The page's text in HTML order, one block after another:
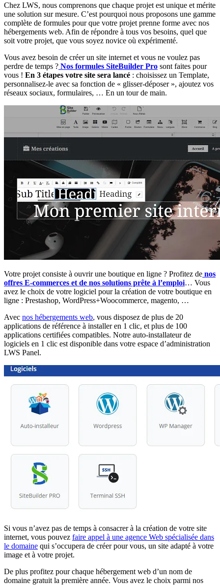
Chez LWS, nous comprenons que chaque projet est unique et mérite
une solution sur mesure. C’est pourquoi nous proposons une gamme
complète de formules pour que votre projet prenne forme avec nos
hébergements web. Afin de répondre à tous vos besoins, quel que
soit votre projet, que vous soyez novice où expérimenté.
Vous avez besoin de créer un site internet et vous ne voulez pas
perdre de temps ? Nos formules SiteBuilder Pro sont faites pour
vous ! En 3 étapes votre site sera lancé : choisissez un Template,
personnalisez-le avec sa fonction de « glisser-déposer », ajoutez vos
réseaux sociaux, formulaires, … En un tour de main.
Votre projet consiste à ouvrir une boutique en ligne ? Profitez de nos
offres E-commerces et de nos solutions prête à l’emploi… Vous
avez le choix de votre logiciel pour la création de votre boutique en
ligne : Prestashop, WordPress+Woocommerce, magento, …
Avec nos hébergements web, vous disposez de plus de 20
applications de référence à installer en 1 clic, et plus de 100
applications certifiées compatibles. Notre auto-installateur de
logiciels en 1 clic est disponible dans votre espace d’administration
LWS Panel.
Si vous n’avez pas de temps à consacrer à la création de votre site
internet, vous pouvez faire appel à une agence Web spécialisée dans
le domaine qui s’occupera de créer pour vous, un site adapté à votre
image et à votre projet.
De plus profitez pour chaque hébergement web d’un nom de
domaine gratuit la première année. Vous avez le choix parmi nos